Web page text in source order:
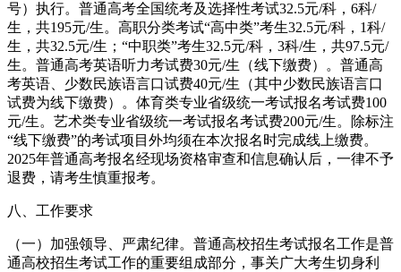
号）执行。普通高考全国统考及选择性考试32.5元/科，6科/
生，共195元/生。高职分类考试“高中类”考生32.5元/科，1科/
生，共32.5元/生；“中职类”考生32.5元/科，3科/生，共97.5元/
生。普通高考英语听力考试费30元/生（线下缴费）。普通高
考英语、少数民族语言口试费40元/生（其中少数民族语言口
试费为线下缴费）。体育类专业省级统一考试报名考试费100
元/生。艺术类专业省级统一考试报名考试费200元/生。除标注
“线下缴费”的考试项目外均须在本次报名时完成线上缴费。
2025年普通高考报名经现场资格审查和信息确认后，一律不予
退费，请考生慎重报考。
八、工作要求
（一）加强领导、严肃纪律。普通高校招生考试报名工作是普
通高校招生考试工作的重要组成部分，事关广大考生切身利